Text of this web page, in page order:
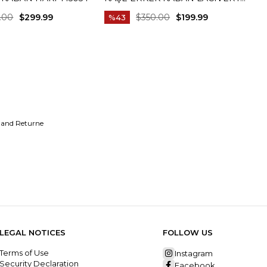
$299.99
T14958
%43 $199.99
$350.00
Returne
LEGAL NOTICES
Terms of Use
Security Declaration
FOLLOW US
Instagram